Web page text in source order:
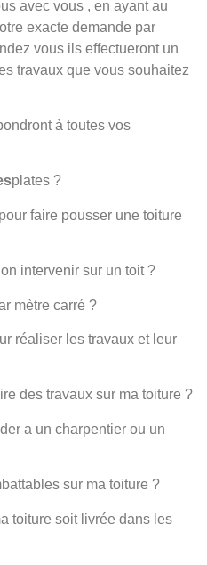
avec vous , en ayant au
exacte demande par
vous ils effectueront un
travaux que vous souhaitez
à toutes vos
plates ?
faire pousser une toiture
intervenir sur un toit ?
mètre carré ?
réaliser les travaux et leur
des travaux sur ma toiture ?
a un charpentier ou un
sur ma toiture ?
toiture soit livrée dans les